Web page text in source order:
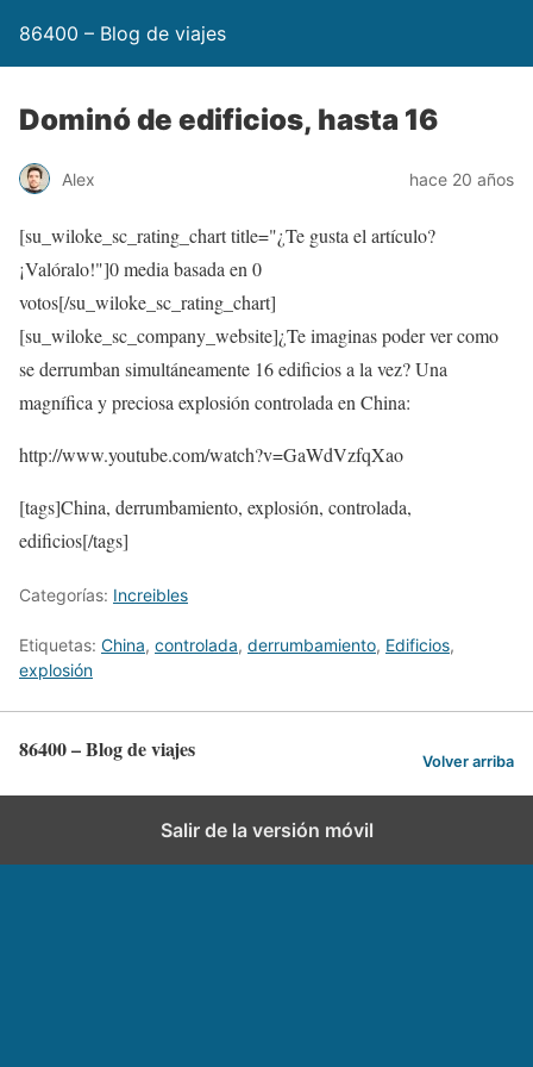
86400 – Blog de viajes
Dominó de edificios, hasta 16
Alex hace 20 años
[su_wiloke_sc_rating_chart title="¿Te gusta el artículo?
¡Valóralo!"]0media basada en 0
votos[/su_wiloke_sc_rating_chart]
[su_wiloke_sc_company_website]¿Te imaginas poder ver como
se derrumban simultáneamente 16 edificios a la vez? Una
magnífica y preciosa explosión controlada en China:
http://www.youtube.com/watch?v=GaWdVzfqXao
[tags]China, derrumbamiento, explosión, controlada,
edificios[/tags]
Categorías: Increibles
Etiquetas: China, controlada, derrumbamiento, Edificios,
explosión
86400 – Blog de viajes Volver arriba
Salir de la versión móvil